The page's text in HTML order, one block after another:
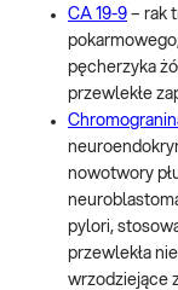
CA 19-9 – rak
pęcherzyka
przewlekłe
nowotwory
pylori,
przewlekła
wrzodziejące